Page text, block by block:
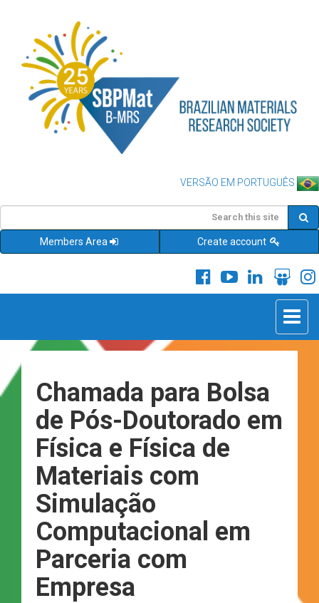
VERSÃO EM PORTUGUÊS
Members Area Create account
Toggle
Chamada para Bolsa
de Pós-Doutorado em
Física e Física de
Materiais com
Simulação
Computacional em
Parceria com
Empresa